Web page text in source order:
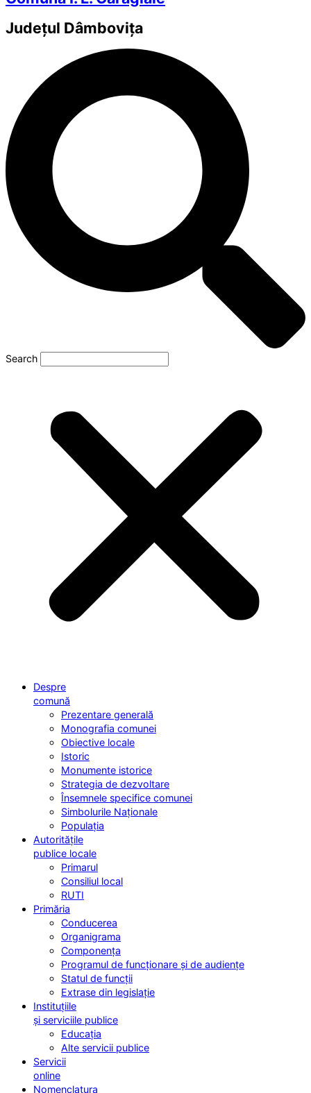
Județul Dâmbovița
Search
Despre
comună
Prezentare generală
Monografia comunei
Obiective locale
Istoric
Monumente istorice
Strategia de dezvoltare
Însemnele specifice comunei
Simbolurile Naționale
Populația
Autoritățile
publice locale
Primarul
Consiliul local
RUTI
Primăria
Conducerea
Organigrama
Componența
Programul de funcționare și de audiențe
Statul de funcții
Extrase din legislație
Instituțiile
și serviciile publice
Educația
Alte servicii publice
Servicii
online
Nomenclatura